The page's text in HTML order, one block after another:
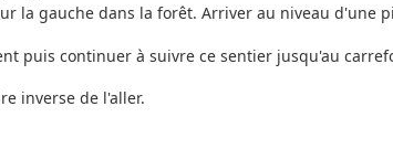
la gauche dans la forêt. Arriver au niveau d'une
puis continuer à suivre ce sentier jusqu'au
inverse de l'aller.